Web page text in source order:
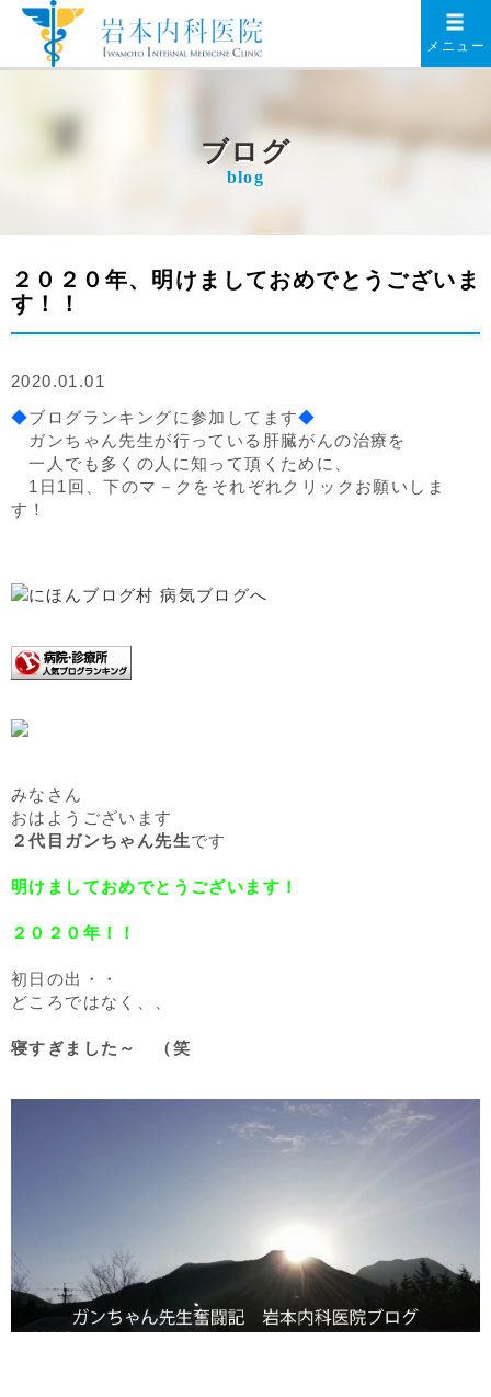
メニュー
ブログ
blog
２０２０年、明けましておめでとうございま
す！！
2020.01.01
◆ブログランキングに参加してます◆
ガンちゃん先生が行っている肝臓がんの治療を
一人でも多くの人に知って頂くために、
1日1回、下のマ－クをそれぞれクリックお願いしま
す！
みなさん
おはようございます
２代目ガンちゃん先生です
明けましておめでとうございます！
２０２０年！！
初日の出・・
どころではなく、、
寝すぎました～ （笑